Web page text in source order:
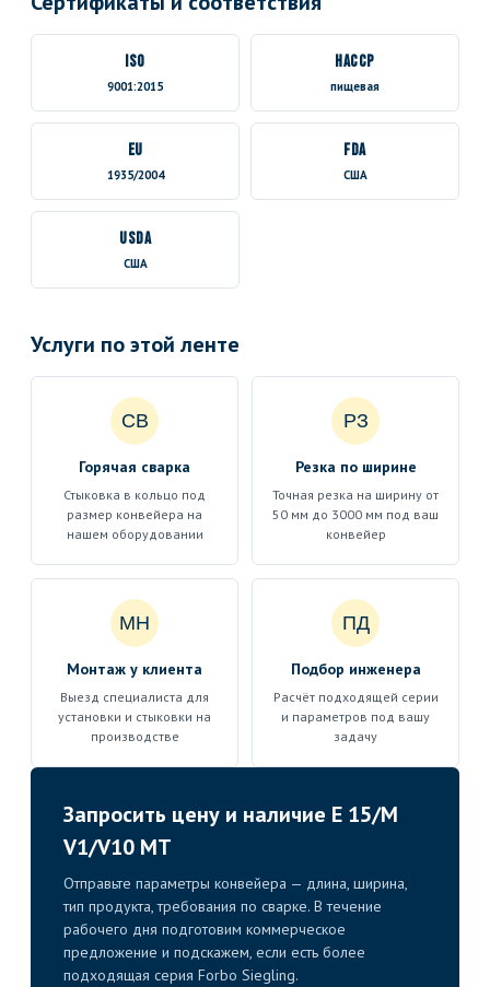
ISO
9001:2015
HACCP
пищевая
EU
1935/2004
FDA
США
USDA
США
Услуги по этой ленте
СВ
Горячая сварка
Стыковка в кольцо под
размер конвейера на
нашем оборудовании
РЗ
Резка по ширине
Точная резка на ширину от
50 мм до 3000 мм под ваш
конвейер
МН
Монтаж у клиента
Выезд специалиста для
установки и стыковки на
производстве
ПД
Подбор инженера
Расчёт подходящей серии
и параметров под вашу
задачу
Запросить цену и наличие E 15/M
V1/V10 MT
Отправьте параметры конвейера — длина, ширина,
тип продукта, требования по сварке. В течение
рабочего дня подготовим коммерческое
предложение и подскажем, если есть более
подходящая серия Forbo Siegling.